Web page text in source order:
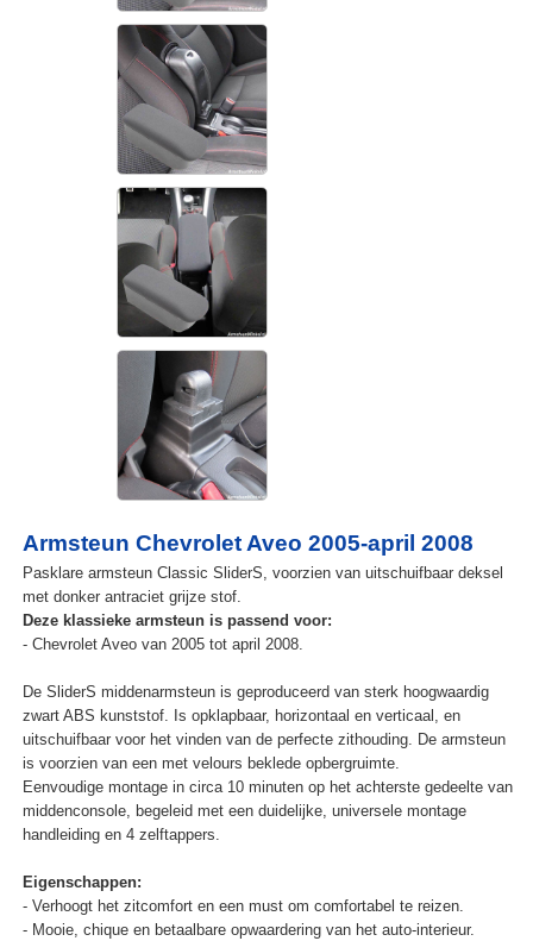
Armsteun Chevrolet Aveo 2005-april 2008
Pasklare armsteun Classic SliderS, voorzien van uitschuifbaar deksel
met donker antraciet grijze stof.
Deze klassieke armsteun is passend voor:
- Chevrolet Aveo van 2005 tot april 2008.
De SliderS middenarmsteun is geproduceerd van sterk hoogwaardig
zwart ABS kunststof. Is opklapbaar, horizontaal en verticaal, en
uitschuifbaar voor het vinden van de perfecte zithouding. De armsteun
is voorzien van een met velours beklede opbergruimte.
Eenvoudige montage in circa 10 minuten op het achterste gedeelte van
middenconsole, begeleid met een duidelijke, universele montage
handleiding en 4 zelftappers.
Eigenschappen:
- Verhoogt het zitcomfort en een must om comfortabel te reizen.
- Mooie, chique en betaalbare opwaardering van het auto-interieur.